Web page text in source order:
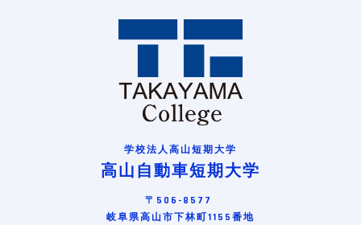
学校法人高山短期大学
高山自動車短期大学
〒506-8577
岐阜県高山市下林町1155番地